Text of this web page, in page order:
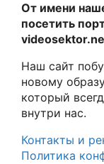
От имени
посетить
Наш сайт
новому
который
внутри нас.
Контакты и
Политика